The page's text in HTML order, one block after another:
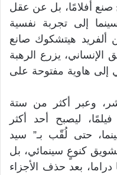
صنع أفلامًا، بل عن عقل
إلى تجربة نفسية
ألفريد هيتشكوك صانع
الإنساني، يزرع الرهبة
إلى هاوية مفتوحة على
وعبر أكثر من ستة
عقود، صنع ما يزيد على 50 فيلمًا، ليصبح أحد أكثر
حتى لُقّب بـ” سيد
كنوعٍ سينمائي، بل
دراما، بعد حذف الأجزاء